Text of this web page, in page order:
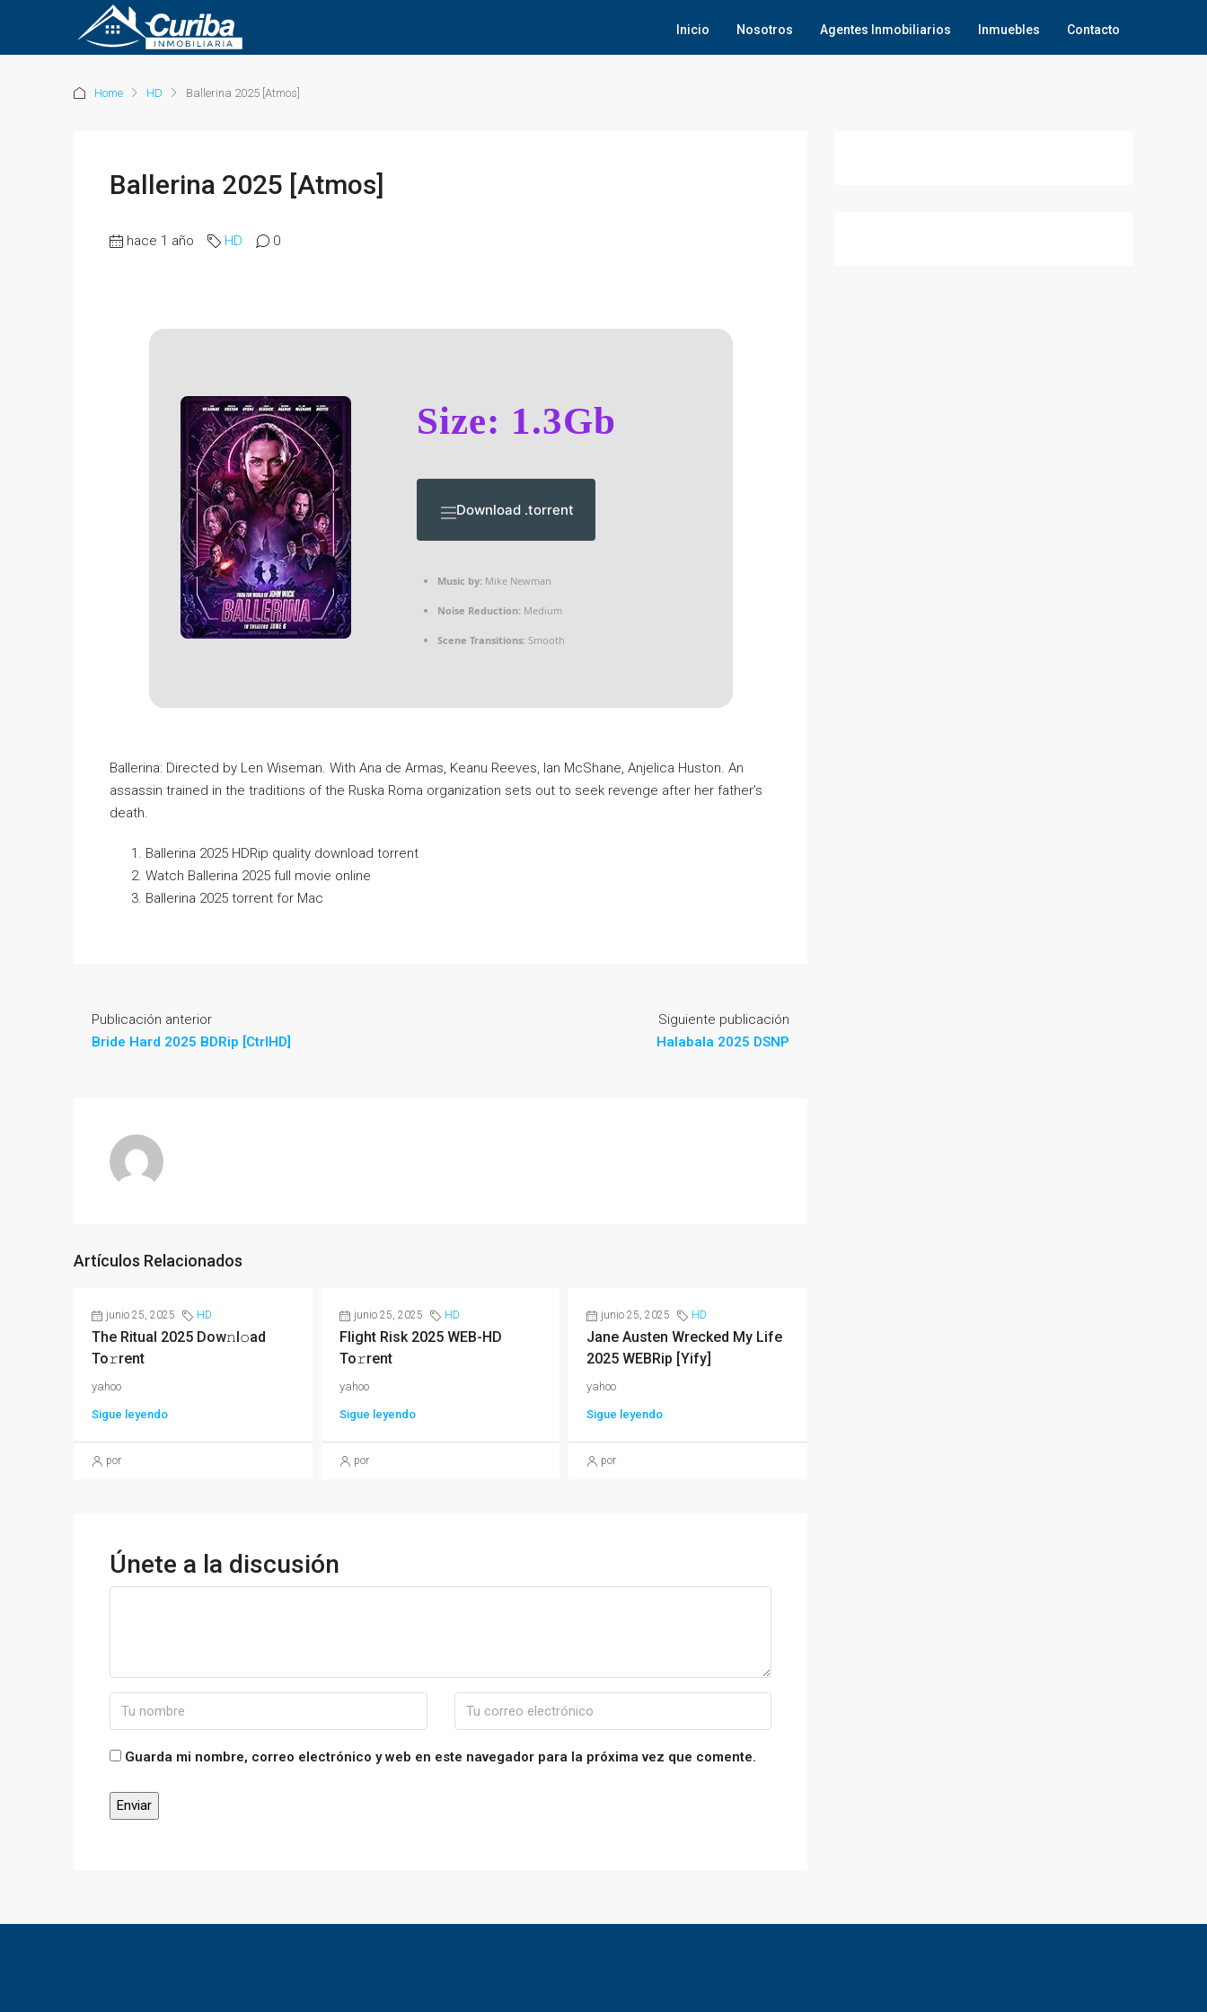
Inicio Nosotros Agentes Inmobiliarios Inmuebles Contacto
Home HD Ballerina 2025 [Atmos]
Ballerina 2025 [Atmos]
hace 1 año HD 0
Size: 1.3Gb
Download .torrent
Music by:Mike Newman
Noise Reduction:Medium
Scene Transitions:Smooth
Ballerina: Directed by Len Wiseman. With Ana de Armas, Keanu Reeves, Ian McShane, Anjelica Huston. An
assassin trained in the traditions of the Ruska Roma organization sets out to seek revenge after her father’s
death.
Ballerina 2025 HDRip quality download torrent
Watch Ballerina 2025 full movie online
Ballerina 2025 torrent for Mac
Publicación anterior
Bride Hard 2025 BDRip [CtrlHD]
Siguiente publicación
Halabala 2025 DSNP
Artículos Relacionados
junio 25, 2025 HD
The Ritual 2025 Dow𝚗l𝚘ad
To𝚛rent
yahoo
Sigue leyendo
por
junio 25, 2025 HD
Flight Risk 2025 WEB-HD
To𝚛rent
yahoo
Sigue leyendo
por
junio 25, 2025 HD
Jane Austen Wrecked My Life
2025 WEBRip [Yify]
yahoo
Sigue leyendo
por
Únete a la discusión
Guarda mi nombre, correo electrónico y web en este navegador para la próxima vez que comente.